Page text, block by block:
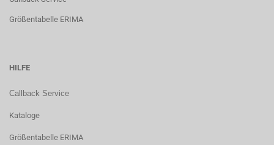
Größentabelle ERIMA
HILFE
Callback Service
Kataloge
Größentabelle ERIMA